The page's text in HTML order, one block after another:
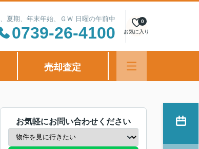
夏期、年末年始、ＧＷ 日曜の午前中
0739-26-4100 お気に入り
0
売却査定
お気軽にお問い合わせください